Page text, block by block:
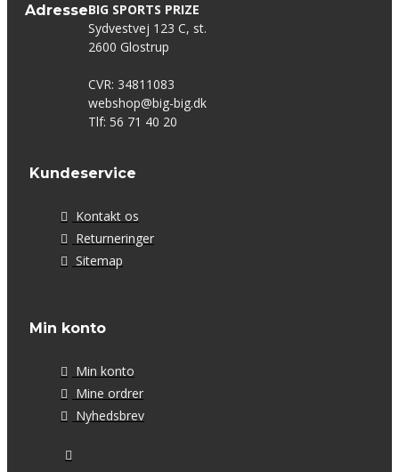
AdresseBIG SPORTS PRIZE
Sydvestvej 123 C, st.
2600 Glostrup
CVR: 34811083
webshop@big-big.dk
Tlf: 56 71 40 20
Kundeservice
Kontakt os
Returneringer
Sitemap
Min konto
Min konto
Mine ordrer
Nyhedsbrev